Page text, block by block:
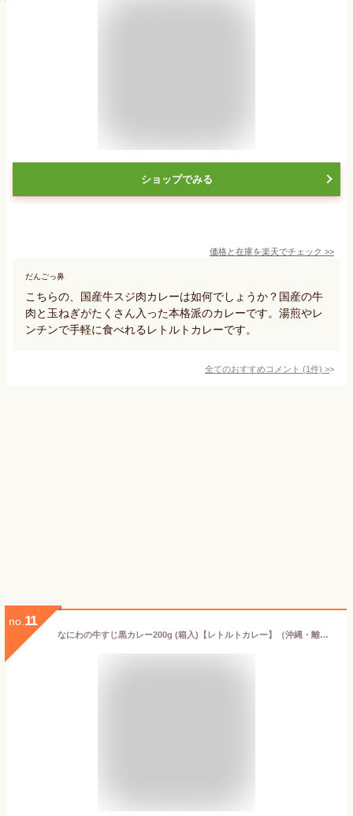
ショップでみる
価格と在庫を楽天でチェック >>
だんごっ鼻
こちらの、国産牛スジ肉カレーは如何でしょうか？国産の牛
肉と玉ねぎがたくさん入った本格派のカレーです。湯煎やレ
ンチンで手軽に食べれるレトルトカレーです。
全てのおすすめコメント (1件) >
no. 11
なにわの牛すじ黒カレー200g (箱入)【レトルトカレー】（沖縄・離島への発送は不可）